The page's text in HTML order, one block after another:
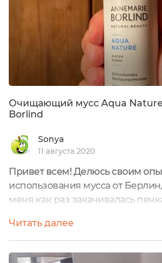
Очищающий мусс Aqua
Borlind
Sonya
11 августа 2020
Привет всем! Делюсь своим
использования мусса от
меня как раз закачивалась
попробовать этот мусс, причем
версию в поездку.Что могу
я в восторге! Этот мусс - то, что
Читать далее